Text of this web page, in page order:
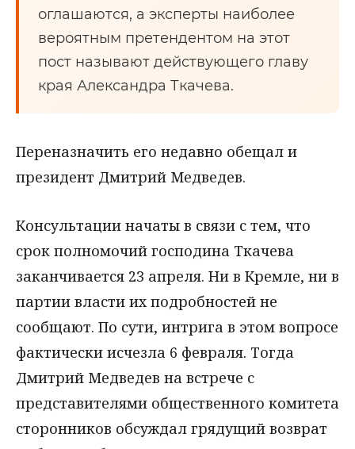
оглашаются, а эксперты наиболее
вероятным претендентом на этот
пост называют действующего главу
края Александра Ткачева.
Переназначить его недавно обещал и
президент Дмитрий Медведев.
Консультации начаты в связи с тем, что
срок полномочий господина Ткачева
заканчивается 23 апреля. Ни в Кремле, ни в
партии власти их подробностей не
сообщают. По сути, интрига в этом вопросе
фактически исчезла 6 февраля. Тогда
Дмитрий Медведев на встрече с
представителями общественного комитета
сторонников обсуждал грядущий возврат